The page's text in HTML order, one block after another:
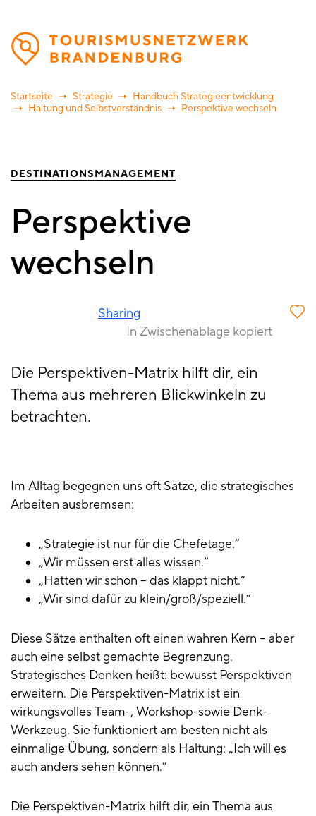
Direkt
zum
Inhalt
Startseite Strategie
Handbuch Strategieentwicklung
Haltung und Selbstverständnis
Perspektive wechseln
DESTINATIONSMANAGEMENT
Perspektive
wechseln
Sharing
In Zwischenablage kopiert
Die Perspektiven-Matrix hilft dir, ein
Thema aus mehreren Blickwinkeln zu
betrachten.
Im Alltag begegnen uns oft Sätze, die strategisches
Arbeiten ausbremsen:
„Strategie ist nur für die Chefetage.“
„Wir müssen erst alles wissen.“
„Hatten wir schon – das klappt nicht.“
„Wir sind dafür zu klein/groß/speziell.“
Diese Sätze enthalten oft einen wahren Kern – aber
auch eine selbst gemachte Begrenzung.
Strategisches Denken heißt: bewusst Perspektiven
erweitern. Die Perspektiven-Matrix ist ein
wirkungsvolles Team-, Workshop-sowie Denk-
Werkzeug. Sie funktioniert am besten nicht als
einmalige Übung, sondern als Haltung: „Ich will es
auch anders sehen können.“
Die Perspektiven-Matrix hilft dir, ein Thema aus